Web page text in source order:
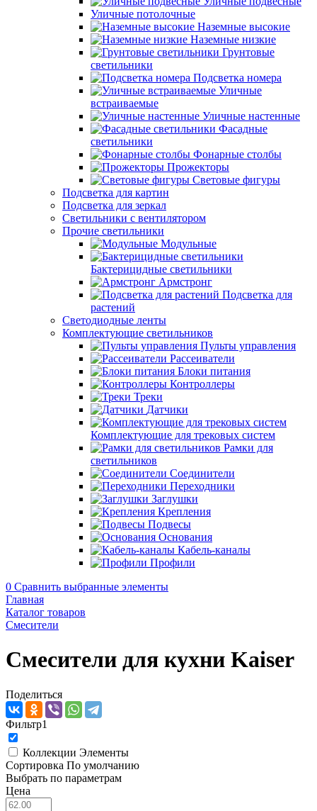
Уличные потолочные
Наземные высокие
Наземные низкие
Грунтовые
светильники
Подсветка номера
Уличные
встраиваемые
Уличные настенные
Фасадные
светильники
Фонарные столбы
Прожекторы
Световые фигуры
Подсветка для картин
Подсветка для зеркал
Светильники с вентилятором
Прочие светильники
Модульные
Бактерицидные светильники
Армстронг
Подсветка для
растений
Светодиодные ленты
Комплектующие светильников
Пульты управления
Рассеиватели
Блоки питания
Контроллеры
Треки
Датчики
Комплектующие для трековых систем
Рамки для
светильников
Соединители
Переходники
Заглушки
Крепления
Подвесы
Основания
Кабель-каналы
Профили
0 Сравнить выбранные элементы
Главная
Каталог товаров
Смесители
Смесители для кухни Kaiser
Поделиться
Фильтр1
Коллекции Элементы
Сортировка По умолчанию
Выбрать по параметрам
Цена